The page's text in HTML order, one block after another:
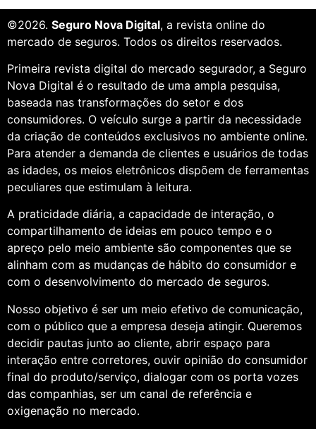
©2026. Seguro Nova Digital, a revista online do
mercado de seguros. Todos os direitos reservados.
Primeira revista digital do mercado segurador, a Seguro
Nova Digital é o resultado de uma ampla pesquisa,
baseada nas transformações do setor e dos
consumidores. O veículo surge a partir da necessidade
da criação de conteúdos exclusivos no ambiente online.
Para atender a demanda de clientes e usuários de todas
as idades, os meios eletrônicos dispõem de ferramentas
peculiares que estimulam à leitura.
A praticidade diária, a capacidade de interação, o
compartilhamento de ideias em pouco tempo e o
apreço pelo meio ambiente são componentes que se
alinham com as mudanças de hábito do consumidor e
com o desenvolvimento do mercado de seguros.
Nosso objetivo é ser um meio efetivo de comunicação,
com o público que a empresa deseja atingir. Queremos
decidir pautas junto ao cliente, abrir espaço para
interação entre corretores, ouvir opinião do consumidor
final do produto/serviço, dialogar com os porta vozes
das companhias, ser um canal de referência e
oxigenação no mercado.